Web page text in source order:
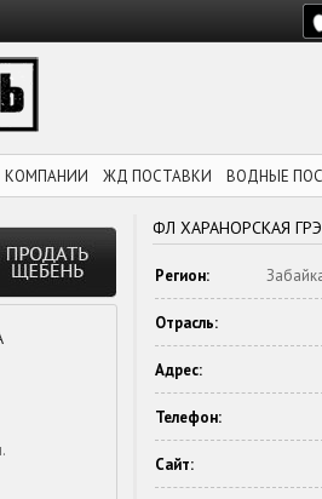
КОМПАНИИ ЖД ПОСТАВКИ ВОДНЫЕ
ФЛ ХАРАНОРСКАЯ
Регион:
Отрасль:
Адрес:
Телефон:
Сайт: